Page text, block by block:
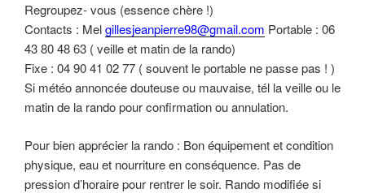
Regroupez- vous (essence chère !)
Contacts : Melgillesjeanpierre98@gmail.com Portable : 06
43 80 48 63 ( veille et matin de la rando)
Fixe : 04 90 41 02 77 ( souvent le portable ne passe pas ! )
Si météo annoncée douteuse ou mauvaise, tél la veille ou le
matin de la rando pour confirmation ou annulation.
Pour bien apprécier la rando : Bon équipement et condition
physique, eau et nourriture en conséquence. Pas de
pression d’horaire pour rentrer le soir. Rando modifiée si